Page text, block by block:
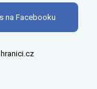
na Facebooku